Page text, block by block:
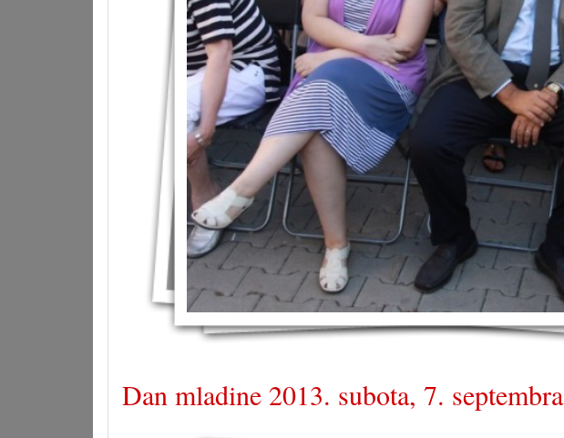
Dan mladine 2013. subota, 7. septembra